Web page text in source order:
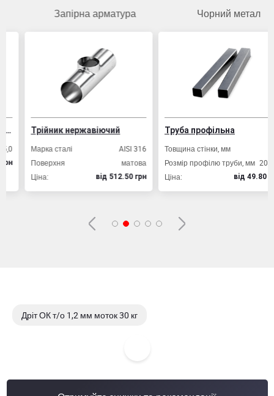
Запірна арматура
Трійник нержавіючий
Марка сталі
AISI 316
Поверхня
матова
Ціна:
вiд 512.50 грн
Чорний метал
Труба профільна
Товщина стінки, мм
Розмір профілю труби, мм 20х20
Ціна:
вiд 49.80 грн
Дріт ОК т/о 1,2 мм моток 30 кг